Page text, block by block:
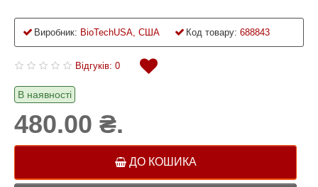
Виробник: BioTechUSA, США Код товару: 688843
Відгуків: 0
В наявності
480.00 ₴.
ДО КОШИКА